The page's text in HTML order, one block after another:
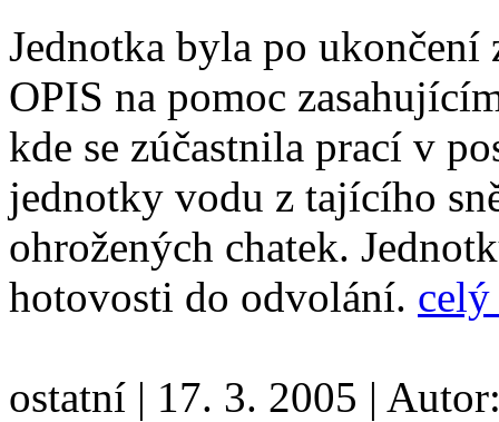
Jednotka byla po ukončení
OPIS na pomoc
kde se zúčastnila prací v
jednotky vodu z tajícího
ohrožených chatek.
hotovosti do odvolání.
ostatní | 17. 3. 2005 |